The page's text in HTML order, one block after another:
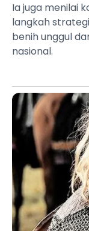
Ia juga menilai
langkah
benih unggul
nasional.